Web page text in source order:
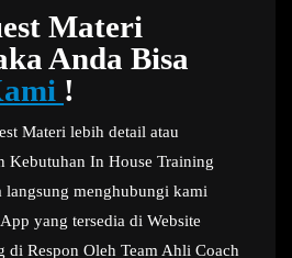
Materi
Anda Bisa
!
Materi lebih detail atau
Kebutuhan In House Training
langsung menghubungi kami
yang tersedia di Website
di Respon Oleh Team Ahli Coach